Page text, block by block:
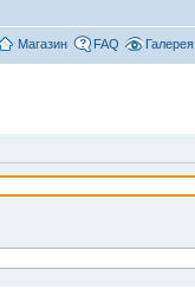
Магазин FAQ Галерея